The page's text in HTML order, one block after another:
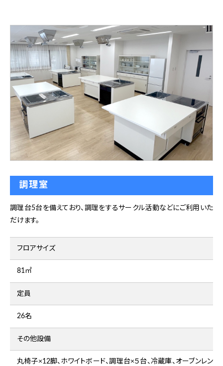
調理室
調理台5台を備えており、調理をするサークル活動などにご利用いた
だけます。
フロアサイズ
81㎡
定員
26名
その他設備
丸椅子×12脚、ホワイトボード、調理台×５台、冷蔵庫、オーブンレン